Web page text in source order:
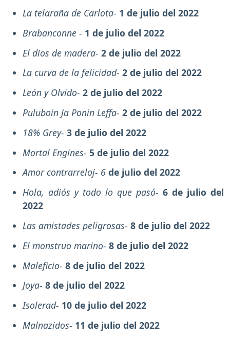
La telaraña de Carlota- 1 de julio del 2022
Brabanconne - 1 de julio del 2022
El dios de madera- 2 de julio del 2022
La curva de la felicidad- 2 de julio del 2022
León y Olvido- 2 de julio del 2022
Puluboin Ja Ponin Leffa- 2 de julio del 2022
18% Grey- 3 de julio del 2022
Mortal Engines- 5 de julio del 2022
Amor contrarreloj- 6 de julio del 2022
Hola, adiós y todo lo que pasó- 6 de julio del
2022
Las amistades peligrosas- 8 de julio del 2022
El monstruo marino- 8 de julio del 2022
Maleficio- 8 de julio del 2022
Joya- 8 de julio del 2022
Isolerad- 10 de julio del 2022
Malnazidos- 11 de julio del 2022